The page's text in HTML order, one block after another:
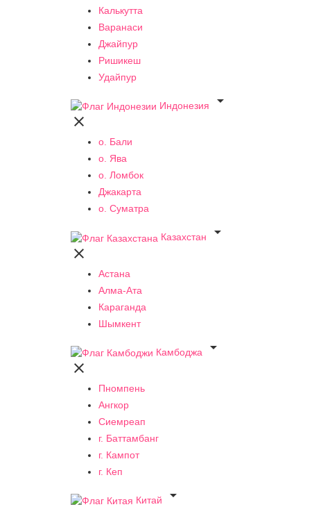
Калькутта
Варанаси
Джайпур
Ришикеш
Удайпур
Индонезия


о. Бали
о. Ява
о. Ломбок
Джакарта
о. Суматра
Казахстан


Астана
Алма-Ата
Караганда
Шымкент
Камбоджа


Пномпень
Ангкор
Сиемреап
г. Баттамбанг
г. Кампот
г. Кеп
Китай
